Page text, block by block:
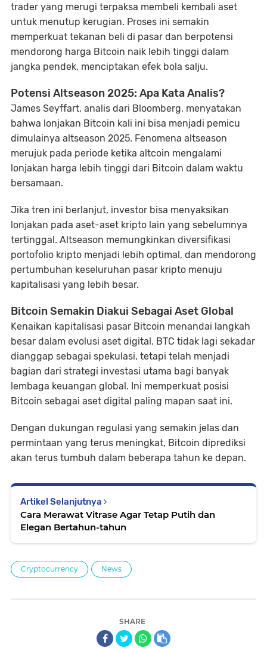
trader yang merugi terpaksa membeli kembali aset
untuk menutup kerugian. Proses ini semakin
memperkuat tekanan beli di pasar dan berpotensi
mendorong harga Bitcoin naik lebih tinggi dalam
jangka pendek, menciptakan efek bola salju.
Potensi Altseason 2025: Apa Kata Analis?
James Seyffart, analis dari Bloomberg, menyatakan
bahwa lonjakan Bitcoin kali ini bisa menjadi pemicu
dimulainya altseason 2025. Fenomena altseason
merujuk pada periode ketika altcoin mengalami
lonjakan harga lebih tinggi dari Bitcoin dalam waktu
bersamaan.
Jika tren ini berlanjut, investor bisa menyaksikan
lonjakan pada aset-aset kripto lain yang sebelumnya
tertinggal. Altseason memungkinkan diversifikasi
portofolio kripto menjadi lebih optimal, dan mendorong
pertumbuhan keseluruhan pasar kripto menuju
kapitalisasi yang lebih besar.
Bitcoin Semakin Diakui Sebagai Aset Global
Kenaikan kapitalisasi pasar Bitcoin menandai langkah
besar dalam evolusi aset digital. BTC tidak lagi sekadar
dianggap sebagai spekulasi, tetapi telah menjadi
bagian dari strategi investasi utama bagi banyak
lembaga keuangan global. Ini memperkuat posisi
Bitcoin sebagai aset digital paling mapan saat ini.
Dengan dukungan regulasi yang semakin jelas dan
permintaan yang terus meningkat, Bitcoin diprediksi
akan terus tumbuh dalam beberapa tahun ke depan.
Artikel Selanjutnya
Cara Merawat Vitrase Agar Tetap Putih dan
Elegan Bertahun-tahun
Cryptocurrency News
SHARE